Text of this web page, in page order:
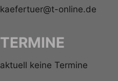
kaefertuer@t-online.de
TERMINE
aktuell keine Termine